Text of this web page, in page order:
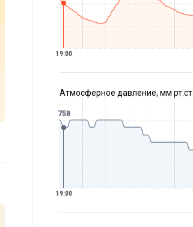
19:00
Атмосферное давление, мм рт.ст.
758
19:00